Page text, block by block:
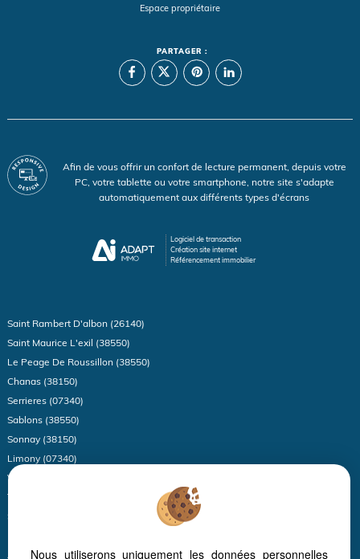
Espace propriétaire
PARTAGER :
Afin de vous offrir un confort de lecture permanent, depuis votre
PC, votre tablette ou votre smartphone, notre site s'adapte
automatiquement aux différents types d'écrans
Logiciel de transaction
Création site internet
Référencement immobilier
Saint Rambert D'albon (26140)
Saint Maurice L'exil (38550)
Le Peage De Roussillon (38550)
Chanas (38150)
Serrieres (07340)
Sablons (38550)
Sonnay (38150)
Limony (07340)
Vienne (38200)
Thodure (38260)
Saint Alban Du Rhone (38370)
Annonay (07100)
Nous utiliserons uniquement les données personnelles